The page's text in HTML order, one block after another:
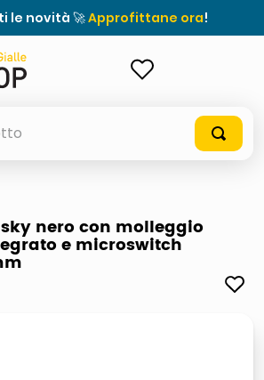
le novità 🚀Approfittane ora!
nero con molleggio
e microswitch